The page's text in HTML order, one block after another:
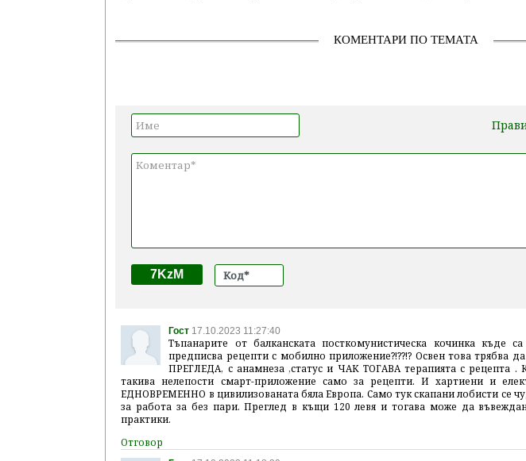
КОМЕНТАРИ ПО ТЕМАТА
7KzM
Гост 17.10.2023 11:27:40
Тъпанарите от балканската посткомунистическа кочинка къде
предписва рецепти с мобилно приложение?!??!? Освен това трябва
ПРЕГЛЕДА, с анамнеза ,статус и ЧАК ТОГАВА терапията с рецепта .
такива нелепости смарт-приложение само за рецепти. И хартиени и
ЕДНОВРЕМЕННО в цивилизованата бяла Европа. Само тук скапани лобисти се
за работа за без пари. Преглед в къщи 120 левя и тогава може да
практики.